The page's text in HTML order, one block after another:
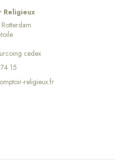
Religieux
cedex
15
religieux.fr